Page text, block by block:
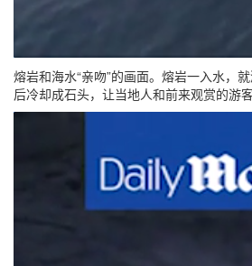
熔岩和海水“亲吻”的画面。熔岩一入水，
后冷却成石头，让当地人和前来观赏的游客